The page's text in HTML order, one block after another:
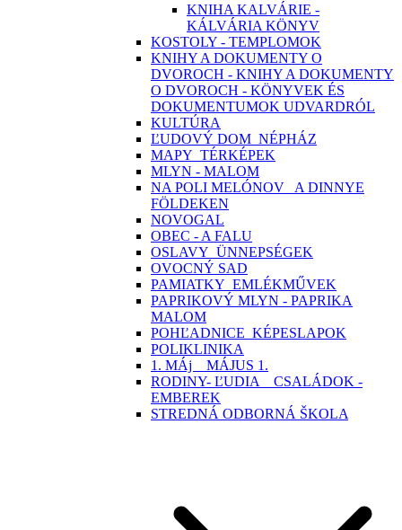
KNIHA KALVÁRIE -
KÁLVÁRIA KÖNYV
KOSTOLY - TEMPLOMOK
KNIHY A DOKUMENTY O
DVOROCH - KNIHY A DOKUMENTY
O DVOROCH - KÖNYVEK ÉS
DOKUMENTUMOK UDVARDRÓL
KULTÚRA
ĽUDOVÝ DOM_NÉPHÁZ
MAPY_TÉRKÉPEK
MLYN - MALOM
NA POLI MELÓNOV_ A DINNYE
FÖLDEKEN
NOVOGAL
OBEC - A FALU
OSLAVY_ÜNNEPSÉGEK
OVOCNÝ SAD
PAMIATKY_EMLÉKMŰVEK
PAPRIKOVÝ MLYN - PAPRIKA
MALOM
POHĽADNICE_KÉPESLAPOK
POLIKLINIKA
1. MÁj _ MÁJUS 1.
RODINY- ĽUDIA _ CSALÁDOK -
EMBEREK
STREDNÁ ODBORNÁ ŠKOLA